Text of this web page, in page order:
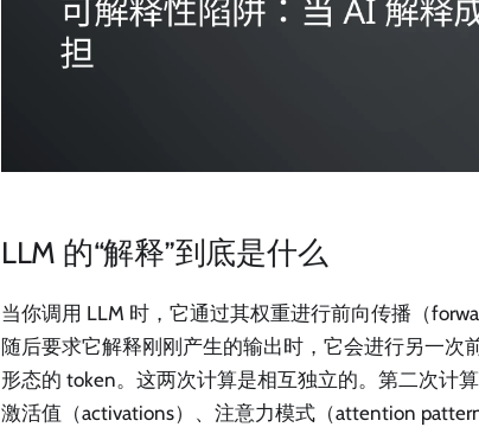
LLM 的“解释”到底是什么
当你调用 LLM 时，它通过其权重进行前向传播（
随后要求它解释刚刚产生的输出时，它会进行另一次
形态的 token。这两次计算是相互独立的。第二次计
激活值（activations）、注意力模式（attention